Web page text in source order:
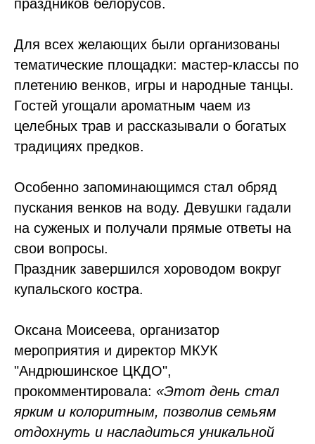
праздников белорусов.
Для всех желающих были организованы
тематические площадки: мастер-классы по
плетению венков, игры и народные танцы.
Гостей угощали ароматным чаем из
целебных трав и рассказывали о богатых
традициях предков.
Особенно запоминающимся стал обряд
пускания венков на воду. Девушки гадали
на суженых и получали прямые ответы на
свои вопросы.
Праздник завершился хороводом вокруг
купальского костра.
Оксана Моисеева, организатор
мероприятия и директор МКУК
"Андрюшинское ЦКДО",
прокомментировала: «Этот день стал
ярким и колоритным, позволив семьям
отдохнуть и насладиться уникальной